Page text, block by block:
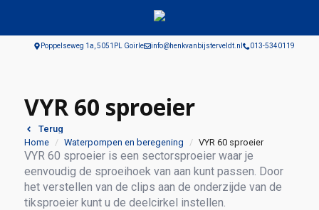
Poppelseweg 1a, 5051PL Goirle info@henkvanbijsterveldt.nl 013-5340119
VYR 60 sproeier
Terug
Home
Waterpompen en beregening VYR 60 sproeier
VYR 60 sproeier is een sectorsproeier waar je
eenvoudig de sproeihoek van aan kunt passen. Door
het verstellen van de clips aan de onderzijde van de
tiksproeier kunt u de deelcirkel instellen.